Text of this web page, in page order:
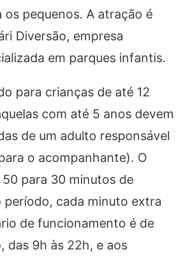
os pequenos. A atração é
Diversão, empresa
em parques infantis.
para crianças de até 12
com até 5 anos devem
de um adulto responsável
o acompanhante). O
para 30 minutos de
período, cada minuto extra
de funcionamento é de
das 9h às 22h, e aos